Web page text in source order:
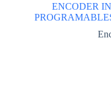
ENCODER